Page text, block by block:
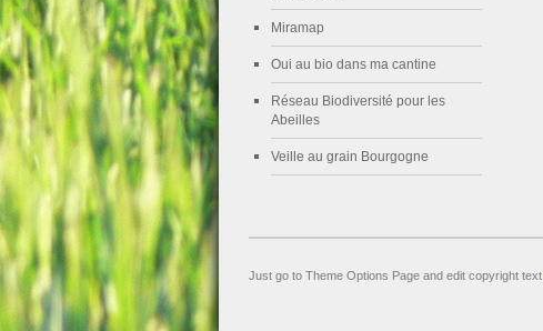
Miramap
Oui au bio dans ma cantine
Réseau Biodiversité pour les
Abeilles
Veille au grain Bourgogne
Just go to Theme Options Page and edit copyright text